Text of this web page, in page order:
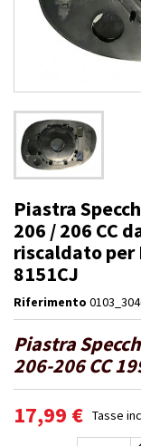
Piastra
206 / 206 CC
riscaldato per
8151CJ
Riferimento
Piastra
206-206 CC
17,99 € Tasse